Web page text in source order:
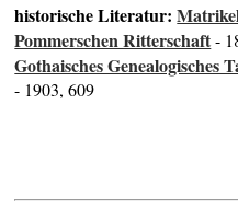
historische Literatur:
Pommerschen Ritterschaft-
Gothaisches Genealogisches
- 1903, 609